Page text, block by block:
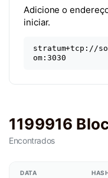
Adicione o
iniciar.
stratum+tcp://
om:3030
1199916
Encontrados
DATA